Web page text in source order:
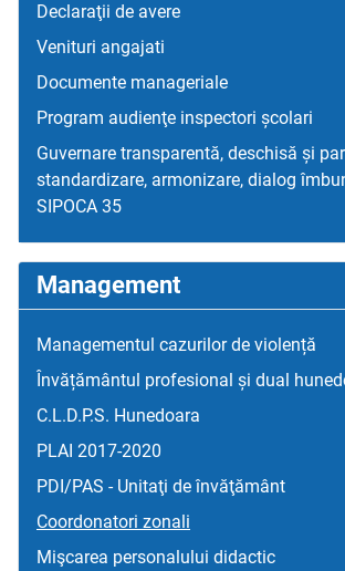
Declaraţii de avere
Venituri angajati
Documente manageriale
Program audienţe inspectori școlari
Guvernare transparentă, deschisă și
standardizare, armonizare, dialog
SIPOCA 35
Management
Managementul cazurilor de violență
Învățământul profesional și dual
C.L.D.P.S. Hunedoara
PLAI 2017-2020
PDI/PAS - Unitaţi de învăţământ
Coordonatori zonali
Mişcarea personalului didactic